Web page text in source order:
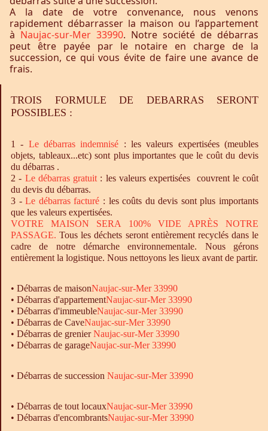
A la date de votre convenance, nous venons
rapidement débarrasser la maison ou l’appartement
à Naujac-sur-Mer 33990. Notre société de débarras
peut être payée par le notaire en charge de la
succession, ce qui vous évite de faire une avance de
frais.
TROIS FORMULE DE DEBARRAS SERONT
POSSIBLES :
1 - Ledébarras indemnisé : les valeurs expertisées (meubles
objets, tableaux...etc) sont plus importantes que le coût du devis
du débarras .
2 - Le débarrasgratuit : les valeurs expertisées couvrent le coût
du devis du débarras.
3 -Le débarrasfacturé : les coûts du devis sont plus importants
que les valeurs expertisées.
VOTRE MAISON SERA 100% VIDE APRÈS NOTRE
PASSAGE. Tous les déchets seront entièrement recyclés dans le
cadre de notre démarche environnementale. Nous gérons
entièrement la logistique. Nous nettoyons les lieux avant de partir.
• Débarras de maisonNaujac-sur-Mer 33990
• Débarras d'appartementNaujac-sur-Mer 33990
• Débarras d'immeubleNaujac-sur-Mer 33990
• Débarras de CaveNaujac-sur-Mer 33990
• Débarras de grenierNaujac-sur-Mer 33990
• Débarras de garageNaujac-sur-Mer 33990
• Débarras de succession Naujac-sur-Mer 33990
• Débarras de tout locauxNaujac-sur-Mer 33990
• Débarras d'encombrantsNaujac-sur-Mer 33990